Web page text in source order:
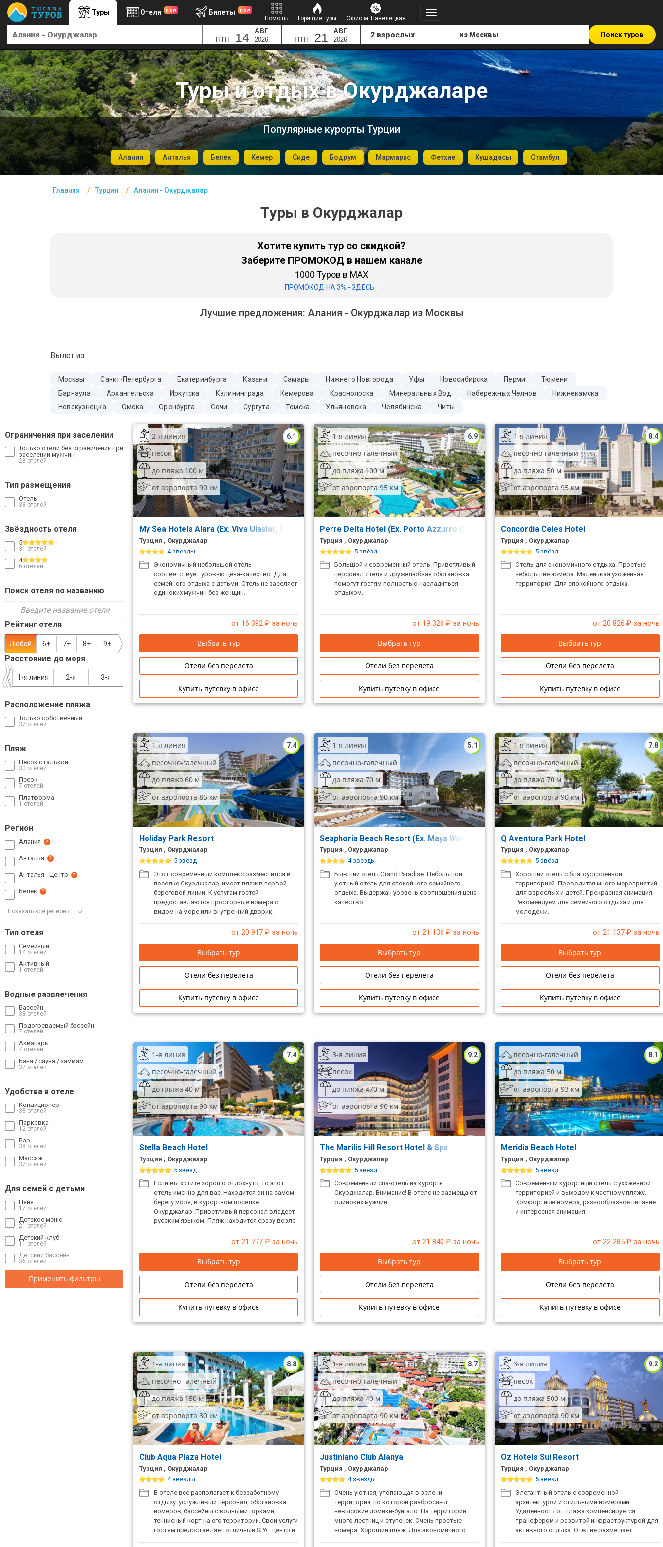
Туры Отели new Билеты new
Помощь Горящие туры Офис м. Павелецкая
ПТН 14 АВГ
2026 ПТН 21 АВГ
2026
Поиск туров
Туры и отдых в Окурджаларе
Популярные курорты Турции
Алания Анталья Белек Кемер Сиде Бодрум Мармарис Фетхие Кушадасы Стамбул
Главная Турция Алания - Окурджалар
Туры в Окурджалар
Хотите купить тур со скидкой?
Заберите ПРОМОКОД в нашем канале
1000 Туров в MAX
ПРОМОКОД НА 3% - ЗДЕСЬ
Лучшие предложения: Алания - Окурджалар из Москвы
Вылет из:
Москвы Санкт-Петербурга Екатеринбурга Казани Самары Нижнего Новгорода Уфы Новосибирска Перми
Тюмени
Барнаула
Архангельска Иркутска Калининграда Кемерова Красноярска Минеральных Вод Набережных Челнов
Нижнекамска
Новокузнецка
Омска Оренбурга Сочи Сургута Томска Ульяновска Челябинска Читы
Ограничения при заселении
Только отели без ограничений при
заселении мужчин
28 отелей
Тип размещения
Отель
38 отелей
Звёздность отеля
5
31 отелей
4
6 отелей
Поиск отеля по названию
Рейтинг отеля
Любой 6+ 7+ 8+ 9+
Расстояние до моря
3-я
2-я
1-я линия
Расположение пляжа
Только собственный
37 отелей
Пляж
Песок с галькой
30 отелей
Песок
7 отелей
Платформа
1 отелей
Регион
Алания ?
Анталья ?
Анталья - Центр ?
Белек ?
Показать все регионы
Тип отеля
Семейный
14 отелей
Активный
1 отелей
Водные развлечения
Бассейн
38 отелей
Подогреваемый бассейн
7 отелей
Аквапарк
7 отелей
Баня / сауна / хаммам
37 отелей
Удобства в отеле
Кондиционер
38 отелей
Парковка
12 отелей
Бар
38 отелей
Массаж
37 отелей
Для семей с детьми
Няня
17 отелей
Детское меню
21 отелей
Детский клуб
11 отелей
Детский бассейн
36 отелей
Применить фильтры
6.1
2-я линия
песок
до пляжа 100 м
от аэропорта 90 км
My Sea Hotels Alara (Ex. Viva Ulaslar, Ex. Polat Alara)
Турция , Окурджалар
4 звезды
Экономичный небольшой отель
соответствует уровню цена-качество. Для
семейного отдыха с детьми. Отель не заселяет
одиноких мужчин без женщин.
от 16 392 ₽ за ночь
Выбрать тур
Отели без перелета
Купить путевку в офисе
6.9
1-я линия
песочно-галечный
до пляжа 100 м
от аэропорта 95 км
Perre Delta Hotel (Ex. Porto Azzurro Delta Hotel)
Турция , Окурджалар
5 звёзд
Большой и современный отель. Приветливый
персонал отеля и дружелюбная обстановка
помогут гостям полностью насладиться
отдыхом.
от 19 326 ₽ за ночь
Выбрать тур
Отели без перелета
Купить путевку в офисе
8.4
1-я линия
песочно-галечный
до пляжа 50 м
от аэропорта 95 км
Concordia Celes Hotel
Турция , Окурджалар
5 звёзд
Отель для экономичного отдыха. Простые
небольшие номера. Маленькая ухоженная
территория. Для спокойного отдыха.
от 20 826 ₽ за ночь
Выбрать тур
Отели без перелета
Купить путевку в офисе
7.4
1-я линия
песочно-галечный
до пляжа 60 м
от аэропорта 85 км
Holiday Park Resort
Турция , Окурджалар
5 звёзд
Этот современный комплекс разместился в
поселке Окурджалар, имеет пляж в первой
береговой линии. К услугам гостей
предоставляются просторные номера с
видом на море или внутренний дворик.
от 20 917 ₽ за ночь
Выбрать тур
Отели без перелета
Купить путевку в офисе
5.1
1-я линия
песочно-галечный
до пляжа 70 м
от аэропорта 90 км
Seaphoria Beach Resort (Ex. Maya World Beach Hotel)
Турция , Окурджалар
4 звезды
Бывший отель Grand Paradise. Небольшой
уютный отель для спокойного семейного
отдыха. Выдержан уровень соотношения цена-
качество.
от 21 136 ₽ за ночь
Выбрать тур
Отели без перелета
Купить путевку в офисе
7.8
1-я линия
песочно-галечный
до пляжа 70 м
от аэропорта 90 км
Q Aventura Park Hotel
Турция , Окурджалар
5 звёзд
Хороший отель с благоустроенной
территорией. Проводится много мероприятий
для взрослых и детей. Прекрасная анимация.
Рекомендуем для семейного отдыха и для
молодежи.
от 21 137₽ за ночь
Выбрать тур
Отели без перелета
Купить путевку в офисе
7.4
1-я линия
песочно-галечный
до пляжа 40 м
от аэропорта 90 км
Stella Beach Hotel
Турция , Окурджалар
5 звёзд
Если вы хотите хорошо отдохнуть, то этот
отель именно для вас. Находится он на самом
берегу моря, в курортном поселке
Окурджалар. Приветливый персонал владеет
русским языком. Пляж находится сразу возле
от 21 777 ₽ за ночь
Выбрать тур
Отели без перелета
Купить путевку в офисе
9.2
3-я линия
песок
до пляжа 470 м
от аэропорта 90 км
The Marilis Hill Resort Hotel & Spa
Турция , Окурджалар
5 звёзд
Современный спа-отель на курорте
Окурджалар. Внимание! В отеле не размещают
одиноких мужчин.
от 21 840 ₽ за ночь
Выбрать тур
Отели без перелета
Купить путевку в офисе
8.1
песочно-галечный
до пляжа 50 м
от аэропорта 93 км
Meridia Beach Hotel
Турция , Окурджалар
5 звёзд
Современный курортный отель с ухоженной
территорией и выходом к частному пляжу.
Комфортные номера, разнообразное питание
и интересная анимация.
от 22 285₽ за ночь
Выбрать тур
Отели без перелета
Купить путевку в офисе
8.8
1-я линия
песочно-галечный
до пляжа 150 м
от аэропорта 80 км
Club Aqua Plaza Hotel
Турция , Окурджалар
4 звезды
В отеле все располагает к беззаботному
отдыху: услужливый персонал, обстановка
номеров, бассейны с водными горками,
теннисный корт на его территории. Свои услуги
гостям предоставляет отличный SPA–центр и
конференц-зал на 65 мест. Питание
8.7
1-я линия
песочно-галечный
до пляжа 40 м
от аэропорта 90 км
Justiniano Club Alanya
Турция , Окурджалар
4 звезды
Очень уютная, утопающая в зелени
территория, по которой разбросаны
невысокие домики-бунгало. На территории
много лестниц и ступенек. Очень простые
номера. Хороший пляж. Для экономичного
9.2
3-я линия
песок
до пляжа 500 м
от аэропорта 90 км
Oz Hotels Sui Resort
Турция , Окурджалар
5 звёзд
Элегантный отель с современной
архитектурой и стильными номерами.
Удаленность от пляжа компенсируется
трансфером и развитой инфраструктурой для
активного отдыха. Отел не размещает
Главная
Офис г. Москва
Помощь
Подборки отелей
Турция
Таиланд
ОАЭ
Большой Сочи
Кав Мин Воды
VIP отели 5 звезд
ТОП 10 лучших отелей 5*
ТОП 10 недорогих отелей
5*
Недорогие отели 4*
звезды
Лучшие отели 3* звезды
звезды
Сетевые отели Турции
Сетевые отели Египта
Сетевые отели ОАЭ
Сетевые отели Таиланда
Сетевые отели Шри Ланки
Сетевые отели Мальдив
Сетевые отели Бали
Сетевые отели Сейшел